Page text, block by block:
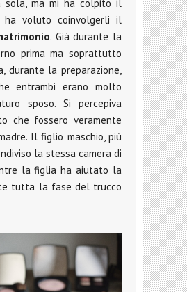
sola, ma mi ha colpito il
ha voluto coinvolgerli il
. Già durante la
prima ma soprattutto
durante la preparazione,
entrambi erano molto
sposo. Si percepiva
che fossero veramente
Il figlio maschio, più
la stessa camera di
la figlia ha aiutato la
tutta la fase del trucco